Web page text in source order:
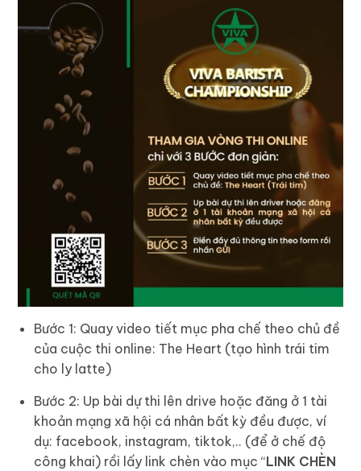
Bước 1: Quay video tiết mục pha chế theo chủ đề
của cuộc thi online: The Heart (tạo hình trái tim
cho ly latte)
Bước 2: Up bài dự thi lên drive hoặc đăng ở 1 tài
khoản mạng xã hội cá nhân bất kỳ đều được, ví
dụ: facebook, instagram, tiktok,.. (để ở chế độ
công khai) rồi lấy link chèn vào mục “LINK CHÈN